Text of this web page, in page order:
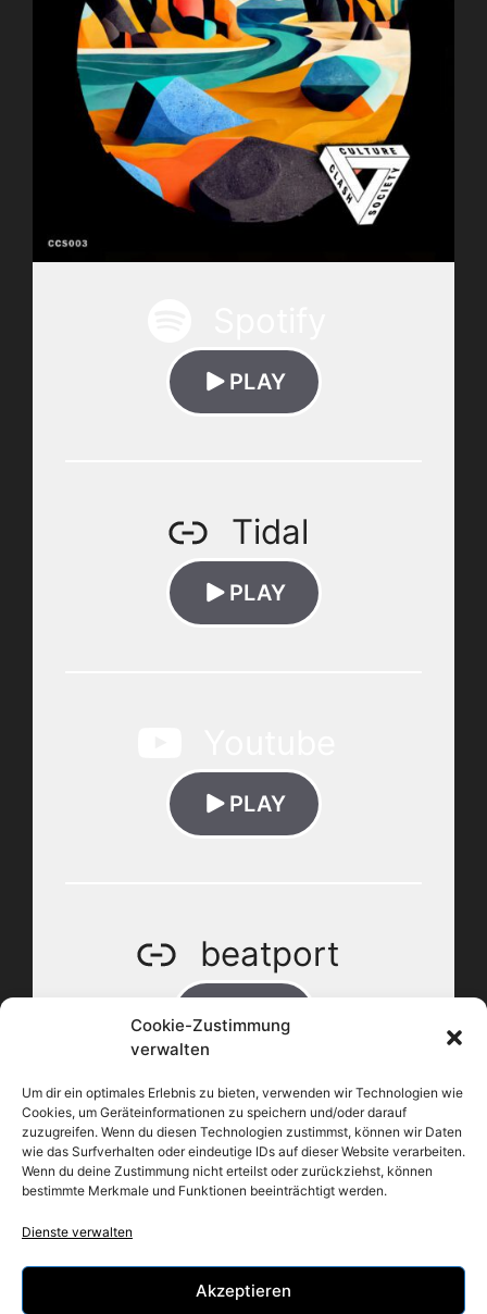
Cookie-Zustimmung
verwalten
Um dir ein optimales Erlebnis zu bieten, verwenden wir Technologien wie
Cookies, um Geräteinformationen zu speichern und/oder darauf
zuzugreifen. Wenn du diesen Technologien zustimmst, können wir Daten
wie das Surfverhalten oder eindeutige IDs auf dieser Website verarbeiten.
Wenn du deine Zustimmung nicht erteilst oder zurückziehst, können
bestimmte Merkmale und Funktionen beeinträchtigt werden.
Dienste verwalten
Akzeptieren
PLAY
Tidal
PLAY
PLAY
beatport
BUY
apple music